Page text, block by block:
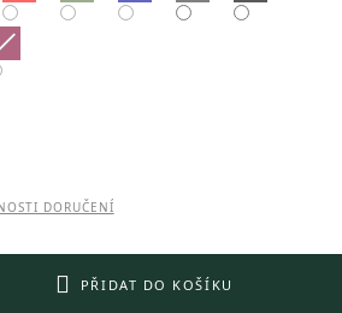
DORUČENÍ
PŘIDAT DO KOŠÍKU